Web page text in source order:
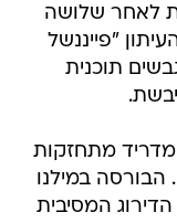
לאחר שלושה
"פייננשל
תוכנית
ב-2.5%, פריז ומדריד מתחזקות
מוסיפה 2% לערכה. הבורסה במילנו
הורדת הדירוג המסיבית